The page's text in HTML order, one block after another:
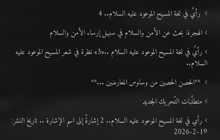
رأيٌ في لغة المسيح الموعود عليه السلام.. 4
الهجرة: بحث عن الأمن والسلام في سبيل إرساء الأمن والسلام
رأيٌ في لغة المسيح الموعود عليه السلام ..«3» نظرة في شعر المسيح الموعود عليه
السلام..
**الحصن الحصين من وساوس المعارضين ...**
متطلَّبات التّحريك الجديد
رأي في لغة المسيح الموعود عليه السلام.. 2 إشارةٌ إلى اسم الإشارة .. تاريخ النشر:
19-2-2026